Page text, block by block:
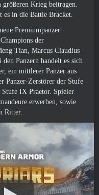
größeren Krieg beitragen.
es in die Battle Bracket.
Premiumpanzer
der
Tian, ​​​​Marcus Claudius
Panzern handelt es sich
ein mittlerer Panzer aus
Panzer-Zerstörer der Stufe
IX Praetor. Spieler
erwerben, sowie
Ritter.